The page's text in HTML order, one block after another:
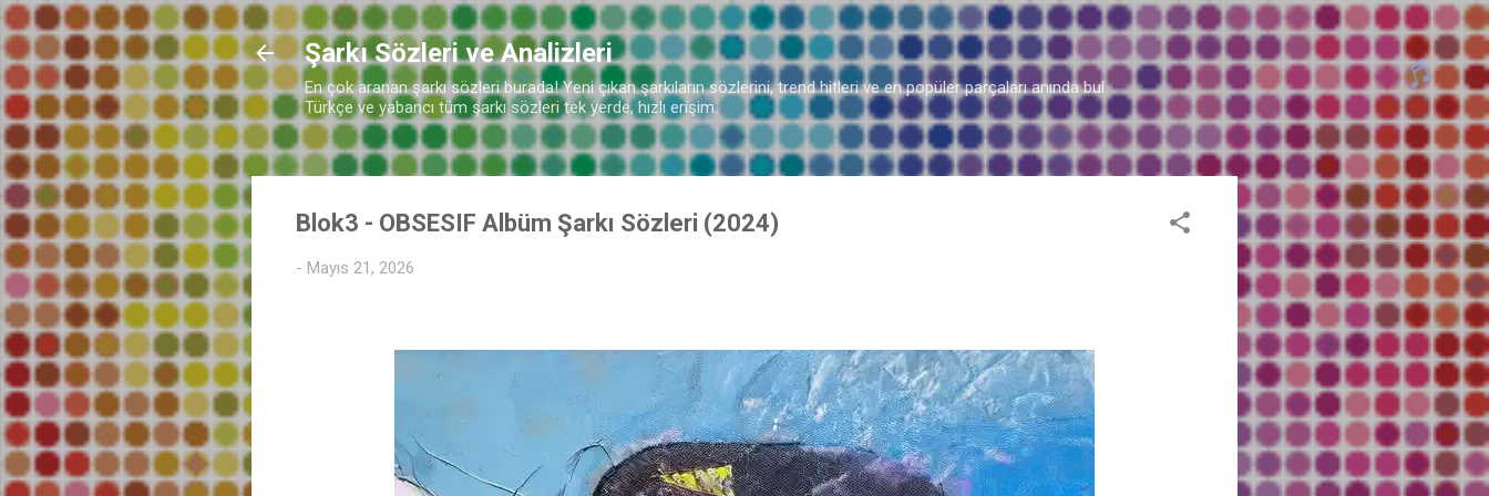
Ana içeriğe atla
Şarkı Sözleri ve Analizleri
En çok aranan şarkı sözleri burada! Yeni çıkan şarkıların sözlerini, trend hitleri ve en popüler parçaları anında bul.
Türkçe ve yabancı tüm şarkı sözleri tek yerde, hızlı erişim.
Blok3 - OBSESIF Albüm Şarkı Sözleri (2024)
- Mayıs 21, 2026